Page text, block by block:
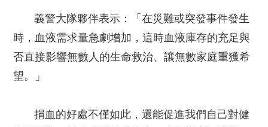
義警大隊夥伴表示：「在災難或突發事件發生
時，血液需求量急劇增加，這時血液庫存的充足與
否直接影響無數人的生命救治、讓無數家庭重獲希
望。」
捐血的好處不僅如此，還能促進我們自己對健